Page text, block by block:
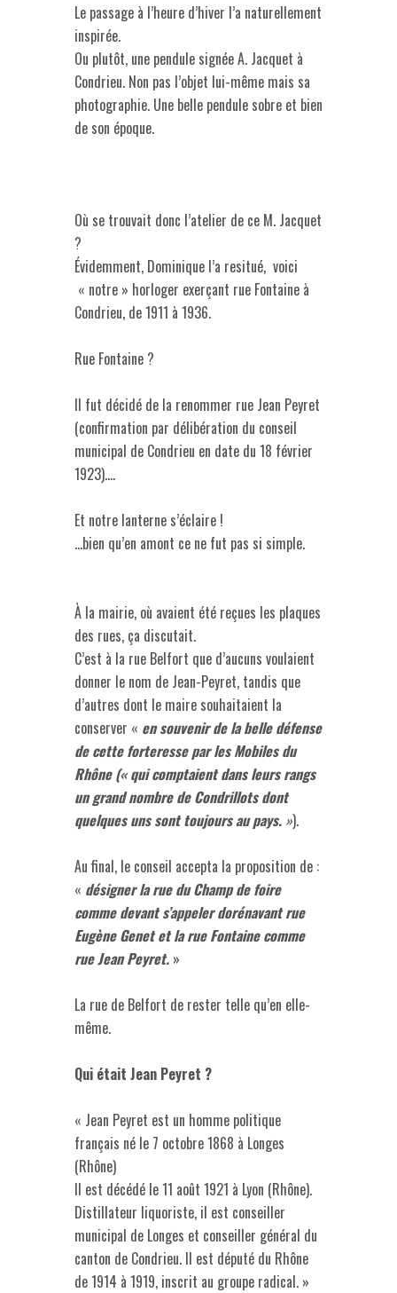
Le passage à l’heure d’hiver l’a naturellement
inspirée.
Ou plutôt, une pendule signée A. Jacquet à
Condrieu. Non pas l’objet lui-même mais sa
photographie. Une belle pendule sobre et bien
de son époque.
Où se trouvait donc l’atelier de ce M. Jacquet
?
Évidemment, Dominique l’a resitué, voici
« notre » horloger exerçant rue Fontaine à
Condrieu, de 1911 à 1936.
Rue Fontaine ?
Il fut décidé de la renommer rue Jean Peyret
(confirmation par délibération du conseil
municipal de Condrieu en date du 18 février
1923)….
Et notre lanterne s’éclaire !
…bien qu’en amont ce ne fut pas si simple.
À la mairie, où avaient été reçues les plaques
des rues, ça discutait.
C’est à la rue Belfort que d’aucuns voulaient
donner le nom de Jean-Peyret, tandis que
d’autres dont le maire souhaitaient la
conserver « en souvenir de la belle défense
de cette forteresse par les Mobiles du
Rhône (« qui comptaient dans leurs rangs
un grand nombre de Condrillots dont
quelques uns sont toujours au pays. »).
Au final, le conseil accepta la proposition de :
« désigner la rue du Champ de foire
comme devant s’appeler dorénavant rue
Eugène Genet et la rue Fontaine comme
rue Jean Peyret. »
La rue de Belfort de rester telle qu’en elle-
même.
Qui était Jean Peyret ?
« Jean Peyret est un homme politique
français né le 7 octobre 1868 à Longes
(Rhône)
Il est décédé le 11 août 1921 à Lyon (Rhône).
Distillateur liquoriste, il est conseiller
municipal de Longes et conseiller général du
canton de Condrieu. Il est député du Rhône
de 1914 à 1919, inscrit au groupe radical. »